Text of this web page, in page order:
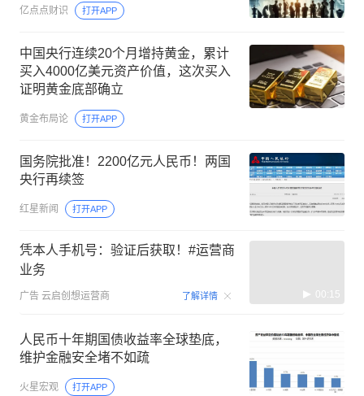
亿点点财识 打开APP
中国央行连续20个月增持黄金，累计
买入4000亿美元资产价值，这次买入
证明黄金底部确立
黄金布局论 打开APP
国务院批准！2200亿元人民币！两国
央行再续签
红星新闻 打开APP
凭本人手机号：验证后获取！#运营商
业务
广告 云启创想运营商 了解详情 00:15
人民币十年期国债收益率全球垫底，
维护金融安全堵不如疏
火星宏观 打开APP